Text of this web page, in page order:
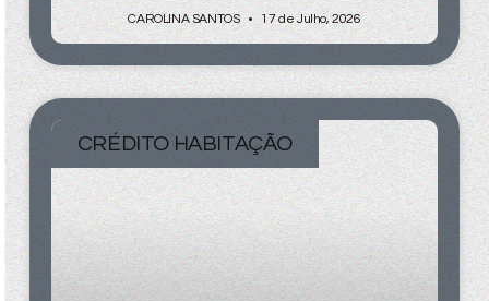
CAROLINA SANTOS 17 de Julho, 2026
CRÉDITO HABITAÇÃO